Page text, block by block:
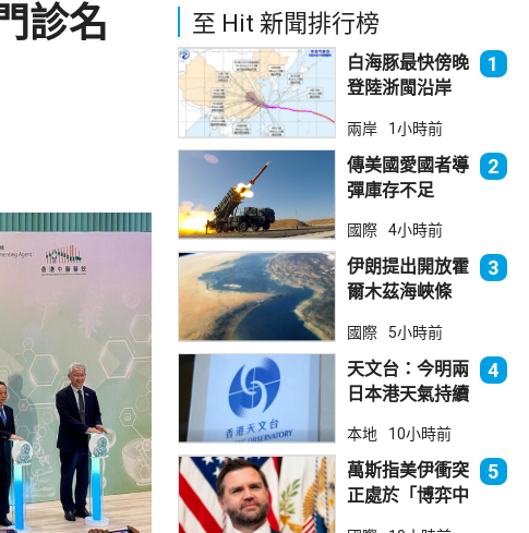
診名
至 Hit 新聞排行榜
白海豚最快傍晚
登陸浙閩沿岸
廿萬人
1
兩岸 1小時前
傳美國愛國者導
彈庫存不足
長促加快生產武
器
2
國際 4小時前
伊朗提出開放霍
爾木茲海峽條
賠償等
3
國際 5小時前
天文台：今明兩
日本港天氣持續
4
本地 10小時前
萬斯指美伊衝突
正處於「博弈中
5